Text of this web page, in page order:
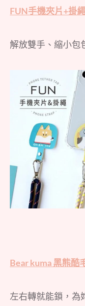
FUN手機夾片+掛
解放雙手、縮小包
Bear kuma 黑熊酷
左右轉就能鎖，為